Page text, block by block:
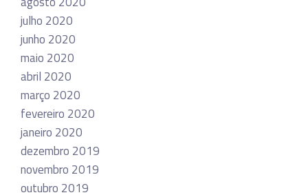
julho 2020
junho 2020
maio 2020
abril 2020
março 2020
fevereiro 2020
janeiro 2020
dezembro 2019
novembro 2019
outubro 2019